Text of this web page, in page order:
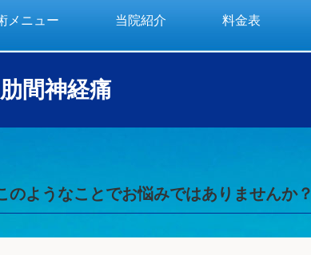
メニュー 当院紹介 料金表
肋間神経痛
のようなことでお悩みではありませんか？